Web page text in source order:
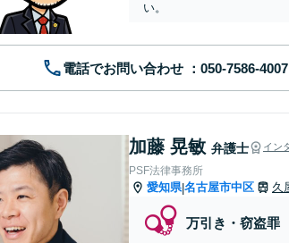
い。
電話でお問い合わせ
加藤 晃敏 弁護士 イン
PSF法律事務所
愛知県|名古屋市中区 久
万引き・窃盗罪